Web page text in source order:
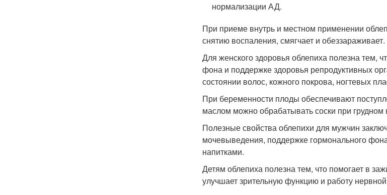
нормализации АД.
При приеме внутрь и местном применении
снятию воспаления, смягчает и обеззараживает.
Для женского здоровья облепиха полезна тем,
фона и поддержке здоровья репродуктивных
состоянии волос, кожного покрова, ногтевых
При беременности плоды обеспечивают
маслом можно обрабатывать соски при
Полезные свойства облепихи для мужчин
мочевыведения, поддержке гормонального
напитками.
Детям облепиха полезна тем, что помогает в
улучшает зрительную функцию и работу